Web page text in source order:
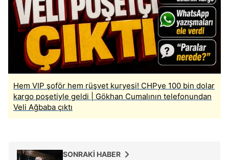
Hem VIP şoför hem rüşvet kuryesi! CHPye 100 bin dolar
kargo poşetiyle geldi | Gökhan Cumalının telefonundan
Veli Ağbaba çıktı
SONRAKİ HABER